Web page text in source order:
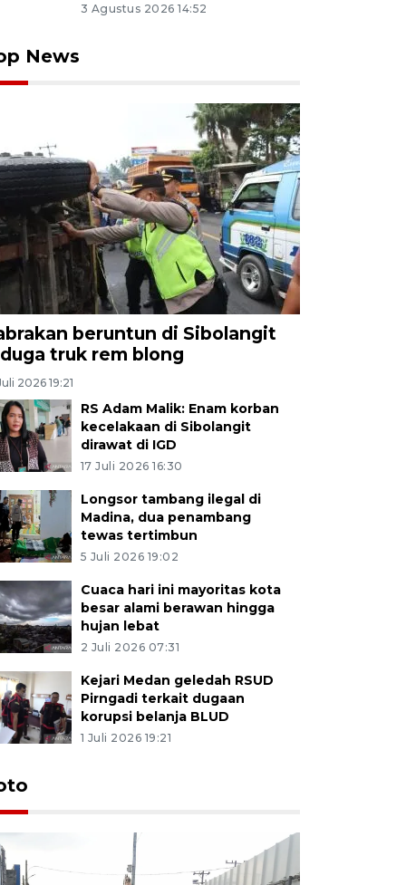
3 Agustus 2026 14:52
News
beruntun di Sibolangit
truk rem blong
2026 19:21
RS Adam Malik: Enam korban
kecelakaan di Sibolangit
dirawat di IGD
17 Juli 2026 16:30
Longsor tambang ilegal di
Madina, dua penambang
tewas tertimbun
5 Juli 2026 19:02
Cuaca hari ini mayoritas kota
besar alami berawan hingga
hujan lebat
2 Juli 2026 07:31
Kejari Medan geledah RSUD
Pirngadi terkait dugaan
korupsi belanja BLUD
1 Juli 2026 19:21